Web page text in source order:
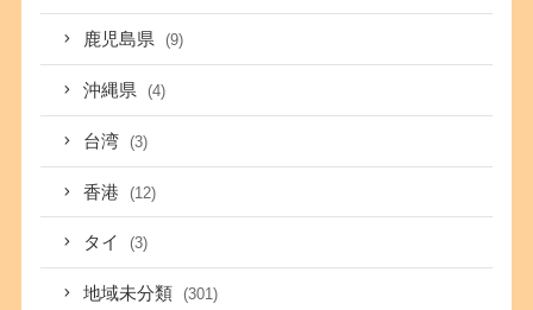
鹿児島県 (9)
沖縄県 (4)
台湾 (3)
香港 (12)
タイ (3)
地域未分類 (301)